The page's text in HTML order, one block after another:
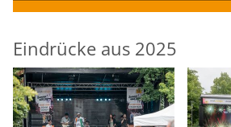
Eindrücke aus 2025